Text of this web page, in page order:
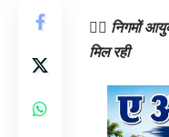
👉🏻 निगमों
मिल रही